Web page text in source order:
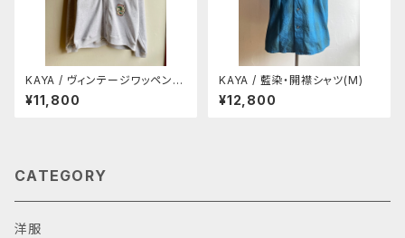
KAYA / ヴィンテージワッペン付
きカーディガン
¥11,800
KAYA / 藍染・開襟シャツ(M)
¥12,800
CATEGORY
洋服